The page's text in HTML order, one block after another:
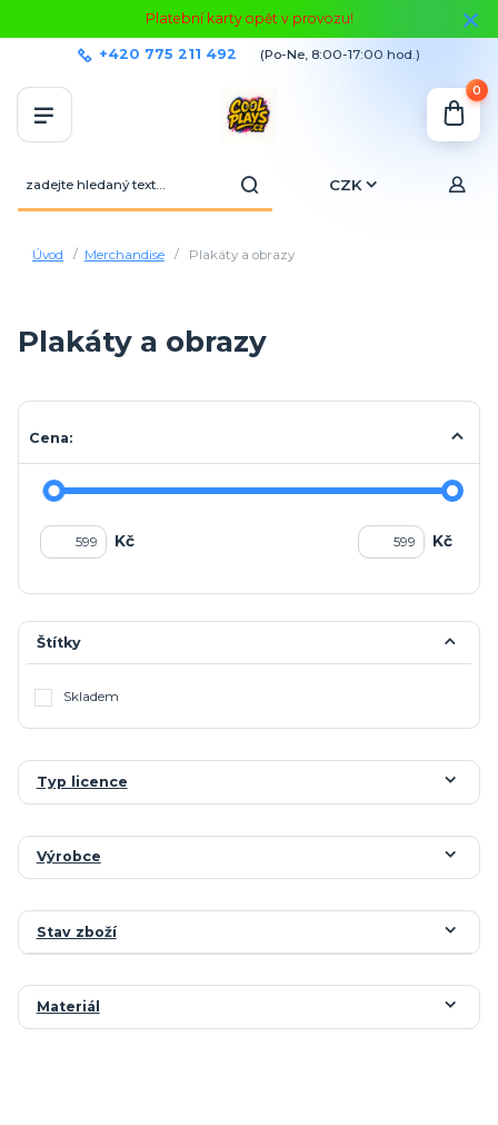
Platební karty opět v provozu!
CZK
+420 775 211 492 (Po-Ne, 8:00-17:00 hod.)
0
Úvod Merchandise Plakáty a obrazy
Plakáty a obrazy
Cena:
Kč Kč
Štítky
Skladem
Typ licence
Výrobce
Stav zboží
Materiál